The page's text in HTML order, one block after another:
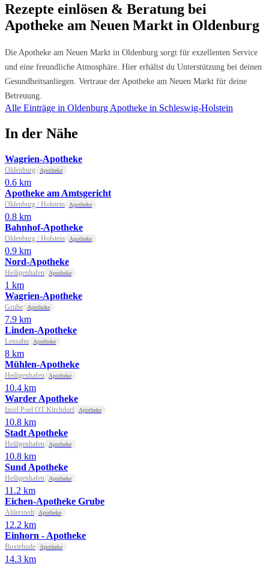
Rezepte einlösen & Beratung bei
Apotheke am Neuen Markt in Oldenburg
Die Apotheke am Neuen Markt in Oldenburg sorgt für exzellenten Service
und eine freundliche Atmosphäre. Hier erhältst du Unterstützung bei deinen
Gesundheitsanliegen. Vertraue der Apotheke am Neuen Markt für deine
Betreuung.
Alle Einträge in OldenburgApotheke in Schleswig-Holstein
In der Nähe
Wagrien-Apotheke
Oldenburg Apotheke
0.6 km
Apotheke am Amtsgericht
Oldenburg / Holstein Apotheke
0.8 km
Bahnhof-Apotheke
Oldenburg / Holstein Apotheke
0.9 km
Nord-Apotheke
Heiligenhafen Apotheke
1 km
Wagrien-Apotheke
Grube Apotheke
7.9 km
Linden-Apotheke
Lensahn Apotheke
8 km
Mühlen-Apotheke
Heiligenhafen Apotheke
10.4 km
Warder Apotheke
Insel Poel OT Kirchdorf Apotheke
10.8 km
Stadt Apotheke
Heiligenhafen Apotheke
10.8 km
Sund Apotheke
Heiligenhafen Apotheke
11.2 km
Eichen-Apotheke Grube
Ahlerstedt Apotheke
12.2 km
Einhorn - Apotheke
Buxtehude Apotheke
14.3 km